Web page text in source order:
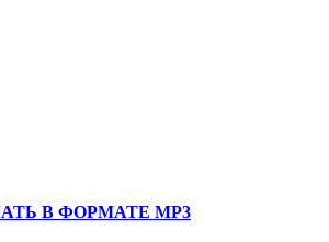
В ФОРМАТЕ MP3